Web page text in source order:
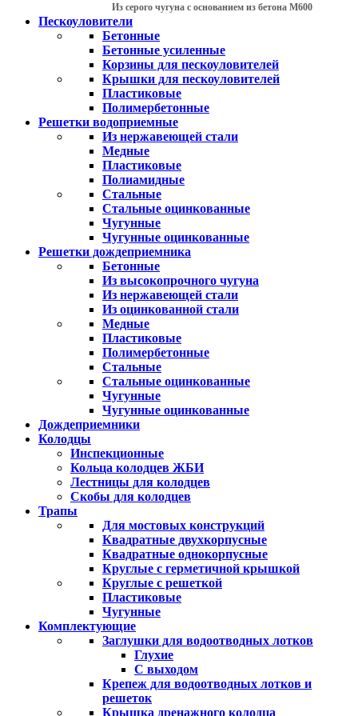
Из серого чугуна с основанием из бетона М600
Пескоуловители
Бетонные
Бетонные усиленные
Корзины для пескоуловителей
Крышки для пескоуловителей
Пластиковые
Полимербетонные
Решетки водоприемные
Из нержавеющей стали
Медные
Пластиковые
Полиамидные
Стальные
Стальные оцинкованные
Чугунные
Чугунные оцинкованные
Решетки дождеприемника
Бетонные
Из высокопрочного чугуна
Из нержавеющей стали
Из оцинкованной стали
Медные
Пластиковые
Полимербетонные
Стальные
Стальные оцинкованные
Чугунные
Чугунные оцинкованные
Дождеприемники
Колодцы
Инспекционные
Кольца колодцев ЖБИ
Лестницы для колодцев
Скобы для колодцев
Трапы
Для мостовых конструкций
Квадратные двухкорпусные
Квадратные однокорпусные
Круглые с герметичной крышкой
Круглые с решеткой
Пластиковые
Чугунные
Комплектующие
Заглушки для водоотводных лотков
Глухие
С выходом
Крепеж для водоотводных лотков и
решеток
Крышка дренажного колодца